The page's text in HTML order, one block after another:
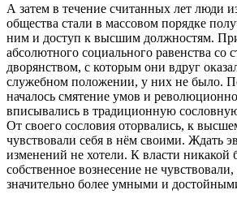
А затем в течение считанных лет люди
общества стали в массовом порядке
ним и доступ к высшим должностям.
абсолютного социального равенства со
дворянством, с которым они вдруг
служебном положении, у них не было.
началось смятение умов и
вписывались в традиционную
От своего сословия оторвались, к
чувствовали себя в нём своими. Ждать
изменений не хотели. К власти никакой
собственное вознесение не
значительно более умными и